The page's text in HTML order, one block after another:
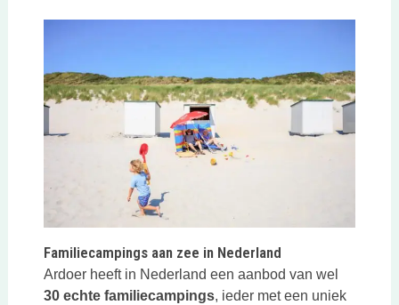
Familiecampings aan zee in Nederland
Ardoer heeft in Nederland een aanbod van wel
30 echte familiecampings, ieder met een uniek